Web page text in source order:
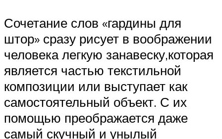
Сочетание слов «гардины для
штор» сразу рисует в воображении
человека легкую занавеску,которая
является частью текстильной
композиции или выступает как
самостоятельный объект. С их
помощью преображается даже
самый скучный и унылый